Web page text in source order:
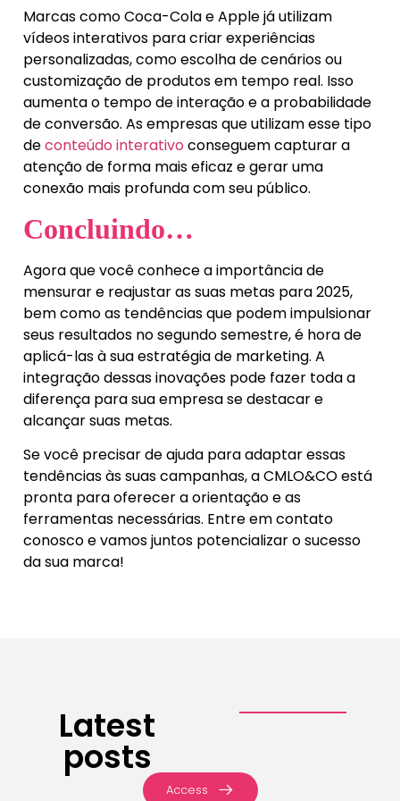
Marcas como Coca-Cola e Apple já utilizam
vídeos interativos para criar experiências
personalizadas, como escolha de cenários ou
customização de produtos em tempo real. Isso
aumenta o tempo de interação e a probabilidade
de conversão. As empresas que utilizam esse tipo
deconteúdo interativo conseguem capturar a
atenção de forma mais eficaz e gerar uma
conexão mais profunda com seu público.
Concluindo…
Agora que você conhece a importância de
mensurar e reajustar as suas metas para 2025,
bem como as tendências que podem impulsionar
seus resultados no segundo semestre, é hora de
aplicá-las à sua estratégia de marketing. A
integração dessas inovações pode fazer toda a
diferença para sua empresa se destacar e
alcançar suas metas.
Se você precisar de ajuda para adaptar essas
tendências às suas campanhas, a CMLO&CO está
pronta para oferecer a orientação e as
ferramentas necessárias. Entre em contato
conosco e vamos juntos potencializar o sucesso
da sua marca!
Latest
posts
Access